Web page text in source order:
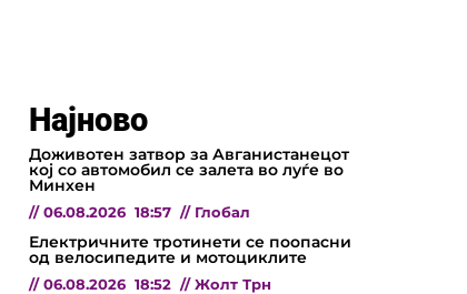
Најново
Доживотен затвор за Авганистанецот
кој со автомобил се залета во луѓе во
Минхен
// 06.08.2026 18:57 // Глобал
Електричните тротинети се поопасни
од велосипедите и мотоциклите
// 06.08.2026 18:52 // Жолт Трн